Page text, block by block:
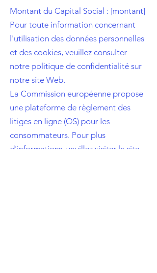
Montant du Capital Social : [montant]
Pour toute information concernant
l'utilisation des données personnelles
et des cookies, veuillez consulter
notre politique de confidentialité sur
notre site Web.
La Commission européenne propose
une plateforme de règlement des
litiges en ligne (OS) pour les
consommateurs. Pour plus
d'informations, veuillez visiter le site